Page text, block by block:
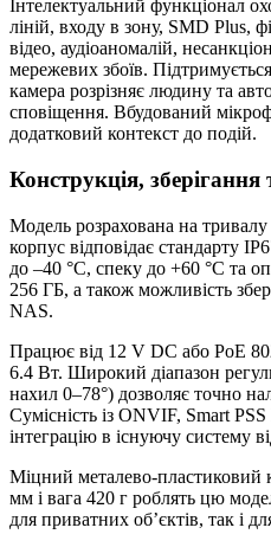
Інтелектуальний функціонал
ліній, входу в зону, SMD Plus,
відео, аудіоаномалій,
мережевих збоїв.
камера розрізняє людину та
сповіщення. Вбудований
додатковий контекст до подій.
Конструкція,
Модель розрахована на
корпус відповідає стандарту
до –40 °C, спеку до +60 °C та
256 ГБ, а також можливість
NAS.
Працює від 12 V DC або PoE
6.4 Вт. Широкий діапазон
нахил 0–78°) дозволяє точно
Сумісність із ONVIF, Smart
інтеграцію в існуючу систему
Міцний металево-пластиковий
мм і вага 420 г роблять цю
для приватних об’єктів, так і